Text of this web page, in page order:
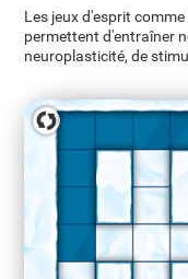
Les jeux d'esprit
permettent d'entraîner
neuroplasticité, de